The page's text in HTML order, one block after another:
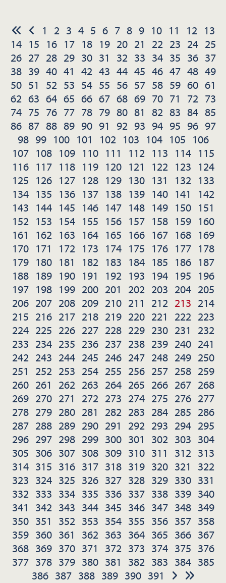
1 2 3 4 5 6 7 8 9 10 11 12 13
14 15 16 17 18 19 20 21 22 23 24 25
26 27 28 29 30 31 32 33 34 35 36 37
38 39 40 41 42 43 44 45 46 47 48 49
50 51 52 53 54 55 56 57 58 59 60 61
62 63 64 65 66 67 68 69 70 71 72 73
74 75 76 77 78 79 80 81 82 83 84 85
86 87 88 89 90 91 92 93 94 95 96 97
98 99 100 101 102 103 104 105 106
107 108 109 110 111 112 113 114 115
116 117 118 119 120 121 122 123 124
125 126 127 128 129 130 131 132 133
134 135 136 137 138 139 140 141
142
143 144 145 146 147 148 149 150 151
152 153 154 155 156 157 158 159 160
161
162 163 164 165 166 167 168 169
170 171 172 173 174 175 176 177 178
179 180 181 182 183 184 185 186 187
188 189 190 191 192 193 194 195 196
197 198 199 200 201 202 203 204 205
206 207 208 209 210 211 212 213 214
215 216 217 218 219 220 221 222 223
224 225 226 227 228 229 230 231
232
233 234 235 236 237 238 239 240 241
242 243 244 245 246 247 248 249 250
251
252 253 254 255 256 257 258 259
260 261 262 263 264 265 266 267 268
269 270 271 272 273 274 275 276 277
278 279 280 281 282 283 284 285 286
287 288 289 290 291 292 293 294 295
296 297 298 299 300 301 302 303 304
305 306 307 308 309 310 311 312 313
314 315 316 317 318 319 320 321
322
323 324 325 326 327 328 329 330 331
332 333 334 335 336 337 338 339 340
341
342 343 344 345 346 347 348 349
350 351 352 353 354 355 356 357 358
359 360 361 362 363 364 365 366 367
368 369 370 371 372 373 374 375 376
377 378 379 380 381 382 383 384 385
386 387 388 389 390 391